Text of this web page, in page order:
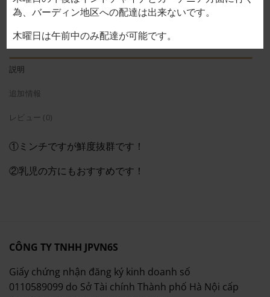
お買い物カゴに追加
説明
追加情報
レビュー (0)
①ミンチですが鮮度抜群です！
②乳児の方にもおすすめです！
CÔNG TY TNHH JPVN6S
Giấy chứng nhận đăng ký kinh doanh số
0110589099 do Sở Tài chính Thành phố Hà Nội cấp
為、バーディン地区への配達は出来ないです。
木曜日は午前中のみ配達が可能です。